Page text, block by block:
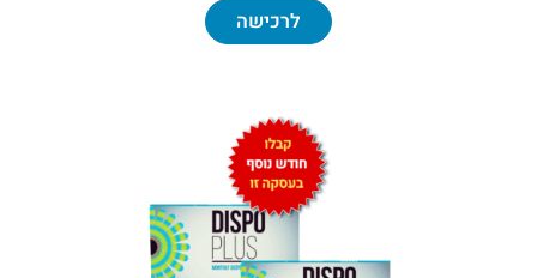
לרכישה